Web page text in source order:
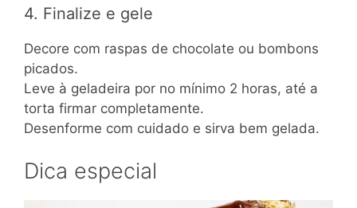
4. Finalize e gele
Decore com raspas de chocolate ou bombons
picados.
Leve à geladeira por no mínimo 2 horas, até a
torta firmar completamente.
Desenforme com cuidado e sirva bem gelada.
Dica especial